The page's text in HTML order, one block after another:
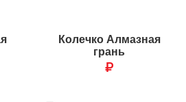
Колечко Алмазная
грань
₽